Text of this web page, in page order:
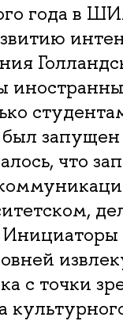
года в
что
с точки